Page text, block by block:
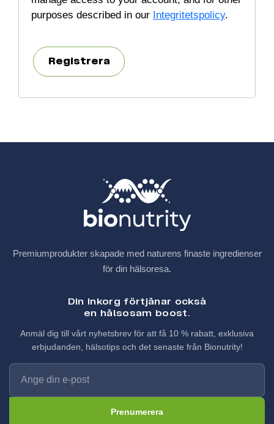
purposes described in our Integritetspolicy.
Registrera
Premiumprodukter skapade med naturens finaste ingredienser
för din hälsoresa.
Din inkorg förtjänar också
en hälsosam boost.
Anmäl dig till vårt nyhetsbrev för att få 10 % rabatt, exklusiva
erbjudanden, hälsotips och det senaste från Bionutrity!
Prenumerera